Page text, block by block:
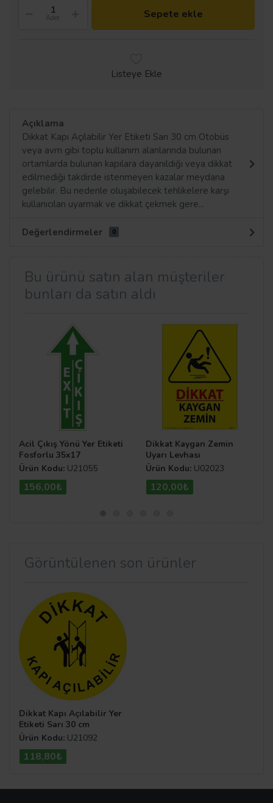
Adet Sepete ekle
Listeye Ekle
Açıklama
Dikkat Kapı Açılabilir Yer Etiketi Sarı 30 cm Otobüs
veya avm gibi toplu kullanım alanlarında bulunan
ortamlarda bulunan kapılara dayanıldığı veya dikkat
edilmediği takdirde istenmeyen kazalar meydana
gelebilir. Bu nedenle oluşabilecek tehlikelere karşı
kullanıcıları uyarmak ve dikkat çekmek gere...
Değerlendirmeler 0
Bu ürünü satın alan müşteriler
bunları da satın aldı
Acil Çıkış Yönü Yer Etiketi
Fosforlu 35x17
Ürün Kodu: U21055
156,00₺
Dikkat Kaygan Zemin
Uyarı Levhası
Ürün Kodu: U02023
120,00₺
Görüntülenen son ürünler
Dikkat Kapı Açılabilir Yer
Etiketi Sarı 30 cm
Ürün Kodu: U21092
118,80₺